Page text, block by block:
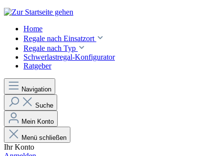
Home
Regale nach Einsatzort
Regale nach Typ
Schwerlastregal-Konfigurator
Ratgeber
Navigation
Suche
Mein Konto
Menü schließen
Ihr Konto